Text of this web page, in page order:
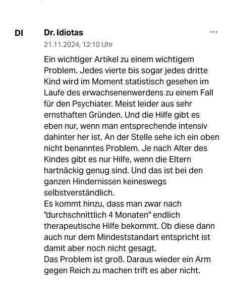
DI Dr. Idiotas
21.11.2024, 12:10 Uhr
Ein wichtiger Artikel zu einem wichtigem
Problem. Jedes vierte bis sogar jedes dritte
Kind wird im Moment statistisch gesehen im
Laufe des erwachsenenwerdens zu einem Fall
für den Psychiater. Meist leider aus sehr
ernsthaften Gründen. Und die Hilfe gibt es
eben nur, wenn man entsprechende intensiv
dahinter her ist. An der Stelle sehe ich ein oben
nicht benanntes Problem. Je nach Alter des
Kindes gibt es nur Hilfe, wenn die Eltern
hartnäckig genug sind. Und das ist bei den
ganzen Hindernissen keineswegs
selbstverständlich.
Es kommt hinzu, dass man zwar nach
"durchschnittlich 4 Monaten" endlich
therapeutische Hilfe bekommt. Ob diese dann
auch nur dem Mindeststandart entspricht ist
damit aber noch nicht gesagt.
Das Problem ist groß. Daraus wieder ein Arm
gegen Reich zu machen trift es aber nicht.